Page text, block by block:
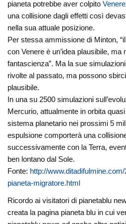
pianeta potrebbe aver colpitoVenere
una collisione dagli effetti così
nella sua attuale posizione.
Per stessa ammissione di Minton,
con Venere è un’idea plausibile, ma
fantascienza”. Ma la sue
rivolte al passato, ma possono
plausibile.
In una su 2500 simulazioni
Mercurio, attualmente in orbita
sistema planetario nei prossimi 5
espulsione comporterà una
successivamente con la Terra,
ben lontano dal Sole.
Fonte: http://
pianeta-migratore.html
Ricordo ai visitatori di pianetablu
creata la pagina pianeta blu in cui